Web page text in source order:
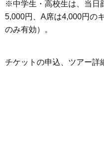
※中学生・高校生は、当日
5,000円、A席は4,000円の
のみ有効）。
チケットの申込、ツアー詳